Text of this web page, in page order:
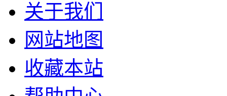
关于我们
网站地图
收藏本站